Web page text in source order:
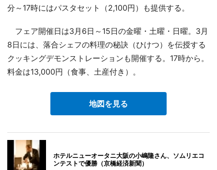
分～17時にはパスタセット（2,100円）も提供する。
フェア開催日は3月6日～15日の金曜・土曜・日曜。3月
8日には、落合シェフの料理の秘訣（ひけつ）を伝授する
クッキングデモンストレーションも開催する。17時から。
料金は13,000円（食事、土産付き）。
地図を見る
ホテルニューオータニ大阪の小嶋隆さん、ソムリエコ
ンテストで優勝（京橋経済新聞）